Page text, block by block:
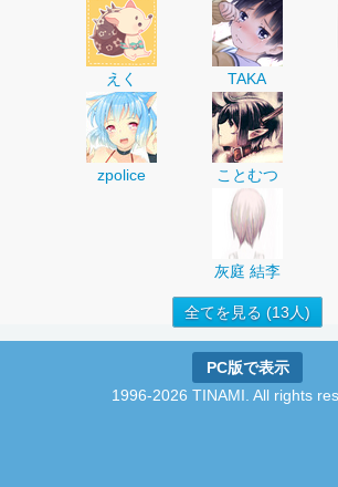
えく TAKA
zpolice ことむつ
灰庭 結李
全てを見る (13人)
PC版で表示
1996-2026 TINAMI. All rights